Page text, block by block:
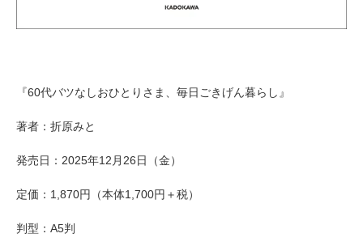
『60代バツなしおひとりさま、毎日ごきげん暮らし』
著者：折原みと
発売日：2025年12月26日（金）
定価：1,870円（本体1,700円＋税）
判型：A5判